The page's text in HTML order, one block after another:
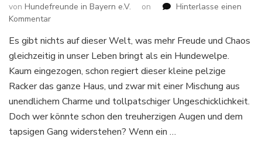
von Hundefreunde in Bayern e.V. on
Hinterlasse einen
Kommentarzu
–
Kleine
Fellnasen
großer
Entdeckungstour
Es gibt nichts auf dieser Welt, was mehr Freude und Chaos
gleichzeitig in unser Leben bringt als ein Hundewelpe.
Kaum eingezogen, schon regiert dieser kleine pelzige
Racker das ganze Haus, und zwar mit einer Mischung aus
unendlichem Charme und tollpatschiger Ungeschicklichkeit.
Doch wer könnte schon den treuherzigen Augen und dem
tapsigen Gang widerstehen? Wenn ein …